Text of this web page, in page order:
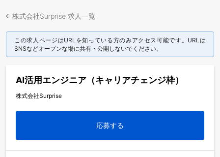
株式会社Surprise 求人一覧
この求人ページはURLを知っている方のみアクセス可能です。URLは
SNSなどオープンな場に共有・公開しないでください。
AI活用エンジニア（キャリアチェンジ枠）
株式会社Surprise
応募する